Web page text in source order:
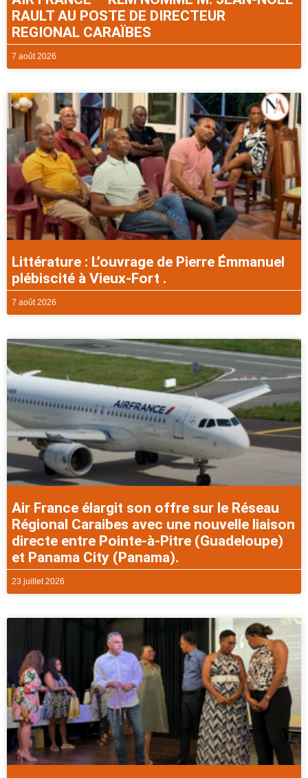
RAULT AU POSTE DE DIRECTEUR
REGIONAL CARAÏBES
7 août 2026
Littérature : L’ouvrage de Pierre Émmanuel
plébiscité à Vieux-Fort .
7 août 2026
Air France élargit son offre sur le Réseau
Régional Caraibes avec une nouvelle liaison
directe entre Pointe-à-Pitre (Guadeloupe)
et Panama City (Panama).
23 juillet 2026